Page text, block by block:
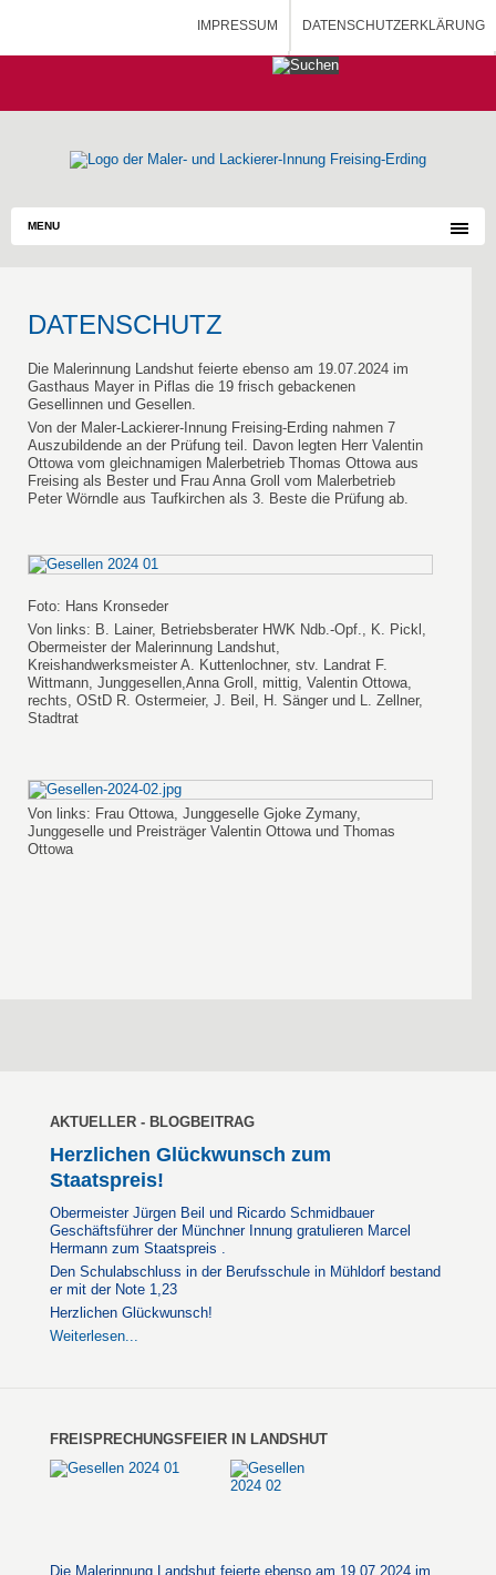
DATENSCHUTZERKLÄRUNG
IMPRESSUM
MALERAUSBILDUNG - BLOG
HOME
MENU
DATENSCHUTZ
Die Malerinnung Landshut feierte ebenso am 19.07.2024 im
Gasthaus Mayer in Piflas die 19 frisch gebackenen
Gesellinnen und Gesellen.
Von der Maler-Lackierer-Innung Freising-Erding nahmen 7
Auszubildende an der Prüfung teil. Davon legten Herr Valentin
Ottowa vom gleichnamigen Malerbetrieb Thomas Ottowa aus
Freising als Bester und Frau Anna Groll vom Malerbetrieb
Peter Wörndle aus Taufkirchen als 3. Beste die Prüfung ab.
Foto: Hans Kronseder
Von links: B. Lainer, Betriebsberater HWK Ndb.-Opf., K. Pickl,
Obermeister der Malerinnung Landshut,
Kreishandwerksmeister A. Kuttenlochner, stv. Landrat F.
Wittmann, Junggesellen,Anna Groll, mittig, Valentin Ottowa,
rechts, OStD R. Ostermeier, J. Beil, H. Sänger und L. Zellner,
Stadtrat
Von links: Frau Ottowa, Junggeselle Gjoke Zymany,
Junggeselle und Preisträger Valentin Ottowa und Thomas
Ottowa
AKTUELLER - BLOGBEITRAG
Herzlichen Glückwunsch zum
Staatspreis!
Obermeister Jürgen Beil und Ricardo Schmidbauer
Geschäftsführer der Münchner Innung gratulieren Marcel
Hermann zum Staatspreis .
Den Schulabschluss in der Berufsschule in Mühldorf bestand
er mit der Note 1,23
Herzlichen Glückwunsch!
Weiterlesen...
FREISPRECHUNGSFEIER IN LANDSHUT
Die Malerinnung Landshut feierte ebenso am 19.07.2024 im